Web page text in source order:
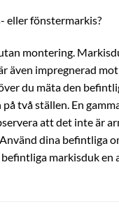
eller fönstermarkis?
montering.
även impregnerad
du mäta den
två ställen. En
att det inte är
dina befintliga
markisduk en